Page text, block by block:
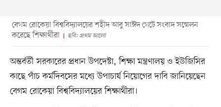
বেগম রোকেয়া বিশ্ববিদ্যালয়ের শহীদ আবু সাঈদ গেটে সংবাদ সম্মেলন
করেছে শিক্ষার্থীরা
ছবি: প্রথম আলো
অন্তর্বর্তী সরকারের প্রধান উপদেষ্টা, শিক্ষা মন্ত্রণালয় ও ইউজিসির
কাছে পাঁচ কর্মদিবসের মধ্যে উপাচার্য নিয়োগের দাবি জানিয়েছেন
বেগম রোকেয়া বিশ্ববিদ্যালয়ের শিক্ষার্থীরা।